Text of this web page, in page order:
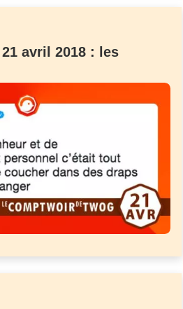
avril 2018 : les